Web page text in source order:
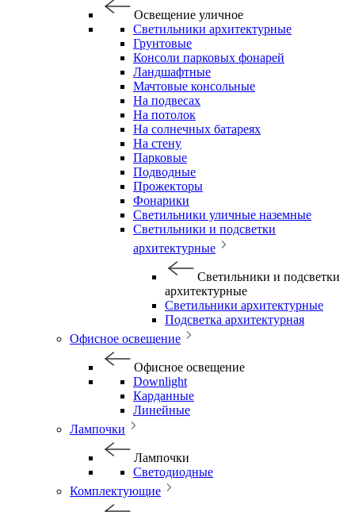
Освещение уличное
Светильники архитектурные
Грунтовые
Консоли парковых фонарей
Ландшафтные
Мачтовые консольные
На подвесах
На потолок
На солнечных батареях
На стену
Парковые
Подводные
Прожекторы
Фонарики
Светильники уличные наземные
Светильники и подсветки
архитектурные
Светильники и подсветки
архитектурные
Светильники архитектурные
Подсветка архитектурная
Офисное освещение
Офисное освещение
Downlight
Карданные
Линейные
Лампочки
Лампочки
Светодиодные
Комплектующие